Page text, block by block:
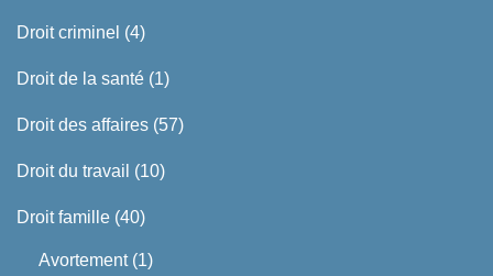
Droit criminel (4)
Droit de la santé (1)
Droit des affaires (57)
Droit du travail (10)
Droit famille (40)
Avortement(1)